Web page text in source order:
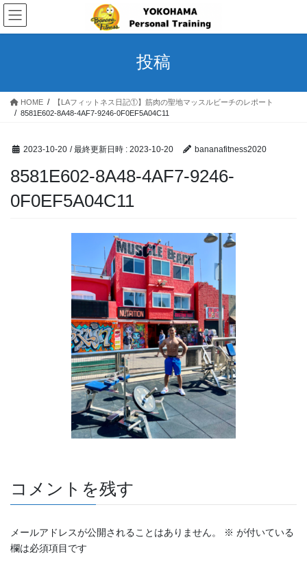
コ
ン
テ
ス
ナ
ビ
ゲ
ン
投稿
HOME
【LAフィットネス日記①】筋肉の聖地マッスルビーチのレポート
8581E602-8A48-4AF7-9246-0F0EF5A04C11
2023-10-20 / 最終更新日時 : 2023-10-20 bananafitness2020
8581E602-8A48-4AF7-9246-
0F0EF5A04C11
コメントを残す
メールアドレスが公開されることはありません。 ※ が付いている
欄は必須項目です